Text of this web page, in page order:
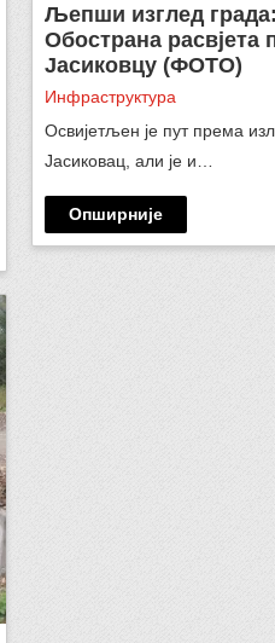
Љепши изглед града:
Обострана расвјета
Јасиковцу (ФОТО)
Инфраструктура
Освијетљен је пут према
Јасиковац, али је и…
Опширније